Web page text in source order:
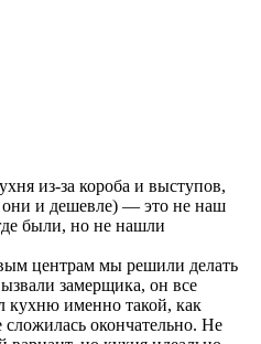
из-за короба и выступов,
они и дешевле) — это не наш
были, но не нашли
центрам мы решили делать
замерщика, он все
кухню именно такой, как
сложилась окончательно. Не